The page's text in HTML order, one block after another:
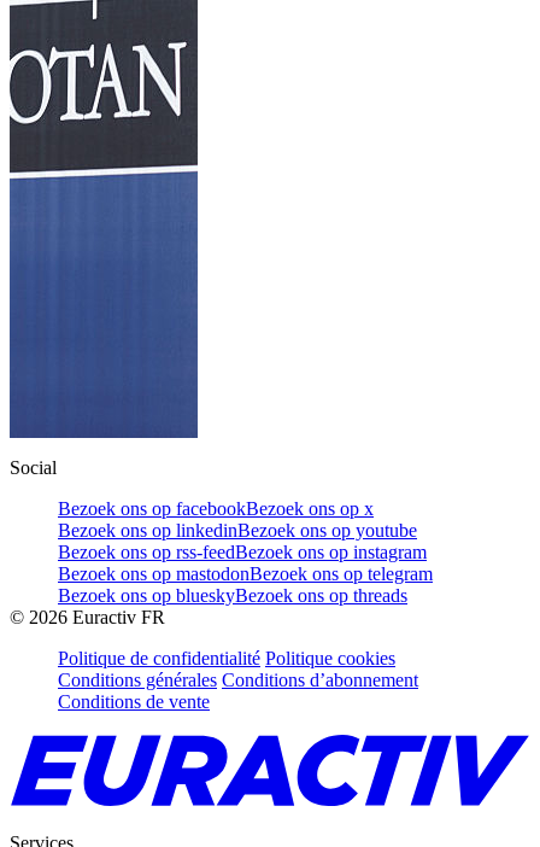
Social
Bezoek ons op facebookBezoek ons op x
Bezoek ons op linkedinBezoek ons op youtube
Bezoek ons op rss-feedBezoek ons op instagram
Bezoek ons op mastodonBezoek ons op telegram
Bezoek ons op blueskyBezoek ons op threads
© 2026 Euractiv FR
Politique de confidentialité Politique cookies
Conditions générales Conditions d’abonnement
Conditions de vente
Services